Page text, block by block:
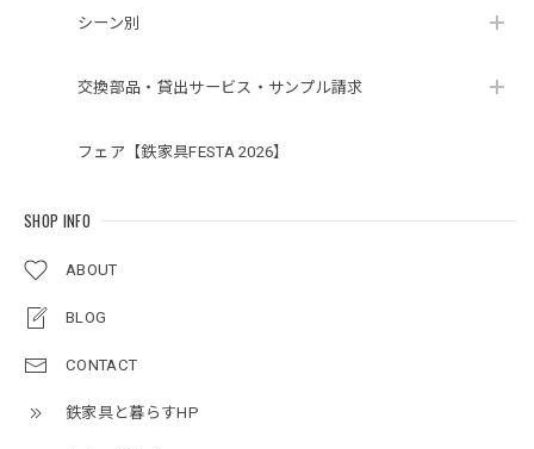
シーン別
交換部品・貸出サービス・サンプル請求
フェア【鉄家具FESTA 2026】
SHOP INFO
ABOUT
BLOG
CONTACT
鉄家具と暮らすHP